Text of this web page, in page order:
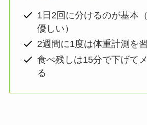
1日2回に分けるのが基本
優しい）
2週間に1度は体重計測を
食べ残しは15分で下げて
る